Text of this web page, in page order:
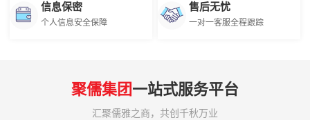
信息保密
个人信息安全保障
售后无忧
一对一客服全程跟踪
聚儒集团一站式服务平台
汇聚儒雅之商，共创千秋万业